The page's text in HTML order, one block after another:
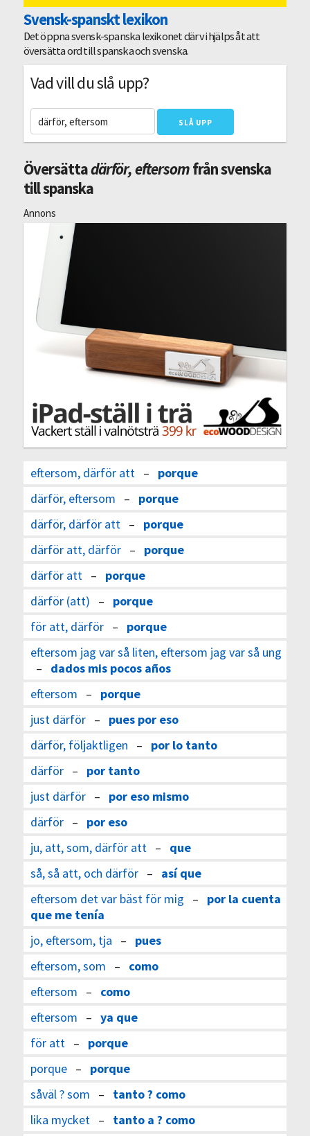
Svensk-spanskt lexikon
Det öppna svensk-spanska lexikonet där vi hjälps åt att
översätta ord till spanska och svenska.
Vad vill du slå upp?
Översättadärför, eftersomfrån svenska
till spanska
Annons
eftersom, därför att– porque
därför, eftersom – porque
därför, därför att– porque
därför att, därför– porque
därför att– porque
därför (att) – porque
för att, därför– porque
eftersom jag var så liten, eftersom jag var så ung
– dados mis pocos años
eftersom – porque
just därför– pues por eso
därför, följaktligen – por lo tanto
därför– por tanto
just därför– por eso mismo
därför– por eso
ju, att, som, därför att– que
så, så att, och därför– así que
eftersom det var bäst för mig – por la cuenta
que me tenía
jo, eftersom, tja – pues
eftersom, som – como
eftersom – como
eftersom – ya que
för att– porque
porque– porque
såväl ? som – tanto ? como
lika mycket– tanto a ? como